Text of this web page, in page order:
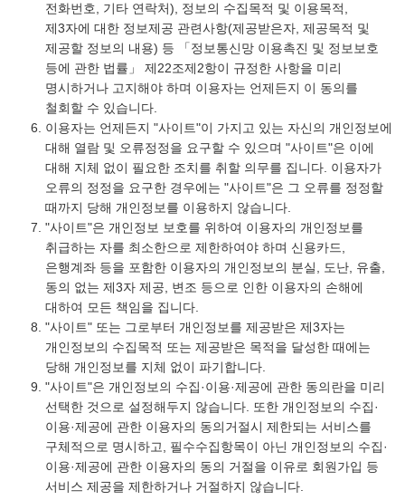
전화번호, 기타 연락처), 정보의 수집목적 및 이용목적,
제3자에 대한 정보제공 관련사항(제공받은자, 제공목적 및
제공할 정보의 내용) 등 「정보통신망 이용촉진 및 정보보호
등에 관한 법률」 제22조제2항이 규정한 사항을 미리
명시하거나 고지해야 하며 이용자는 언제든지 이 동의를
철회할 수 있습니다.
이용자는 언제든지 "사이트"이 가지고 있는 자신의 개인정보에
대해 열람 및 오류정정을 요구할 수 있으며 "사이트"은 이에
대해 지체 없이 필요한 조치를 취할 의무를 집니다. 이용자가
오류의 정정을 요구한 경우에는 "사이트"은 그 오류를 정정할
때까지 당해 개인정보를 이용하지 않습니다.
"사이트"은 개인정보 보호를 위하여 이용자의 개인정보를
취급하는 자를 최소한으로 제한하여야 하며 신용카드,
은행계좌 등을 포함한 이용자의 개인정보의 분실, 도난, 유출,
동의 없는 제3자 제공, 변조 등으로 인한 이용자의 손해에
대하여 모든 책임을 집니다.
"사이트" 또는 그로부터 개인정보를 제공받은 제3자는
개인정보의 수집목적 또는 제공받은 목적을 달성한 때에는
당해 개인정보를 지체 없이 파기합니다.
"사이트"은 개인정보의 수집·이용·제공에 관한 동의란을 미리
선택한 것으로 설정해두지 않습니다. 또한 개인정보의 수집·
이용·제공에 관한 이용자의 동의거절시 제한되는 서비스를
구체적으로 명시하고, 필수수집항목이 아닌 개인정보의 수집·
이용·제공에 관한 이용자의 동의 거절을 이유로 회원가입 등
서비스 제공을 제한하거나 거절하지 않습니다.